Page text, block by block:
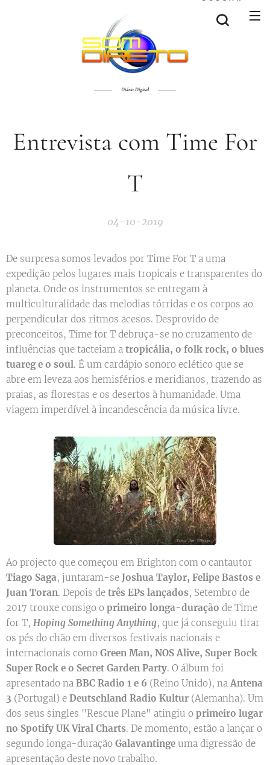
Diário Digital
Entrevista com Time For
T
04-10-2019
De surpresa somos levados por Time For T a uma
expedição pelos lugares mais tropicais e transparentes do
planeta. Onde os instrumentos se entregam à
multiculturalidade das melodias tórridas e os corpos ao
perpendicular dos ritmos acesos. Desprovido de
preconceitos, Time for T debruça-se no cruzamento de
influências que tacteiam a tropicália, o folk rock, o blues
tuareg e o soul. É um cardápio sonoro eclético que se
abre em leveza aos hemisférios e meridianos, trazendo as
praias, as florestas e os desertos à humanidade. Uma
viagem imperdível à incandescência da música livre.
Ao projecto que começou em Brighton com o cantautor
Tiago Saga, juntaram-se Joshua Taylor, Felipe Bastos e
Juan Toran. Depois de três EPs lançados, Setembro de
2017 trouxe consigo o primeiro longa-duração de Time
for T, Hoping Something Anything, que já conseguiu tirar
os pés do chão em diversos festivais nacionais e
internacionais como Green Man, NOS Alive, Super Bock
Super Rock e o Secret Garden Party. O álbum foi
apresentado na BBC Radio 1 e 6 (Reino Unido), na Antena
3 (Portugal) e Deutschland Radio Kultur (Alemanha). Um
dos seus singles "Rescue Plane" atingiu o primeiro lugar
no Spotify UK Viral Charts. De momento, estão a lançar o
segundo longa-duração Galavantinge uma digressão de
apresentação deste novo trabalho.